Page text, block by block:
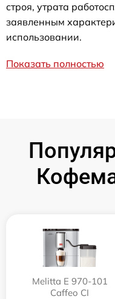
строя, утрата
заявленным
использовании.
Показать полностью
Melitta Е 970-101
Caffeo CI